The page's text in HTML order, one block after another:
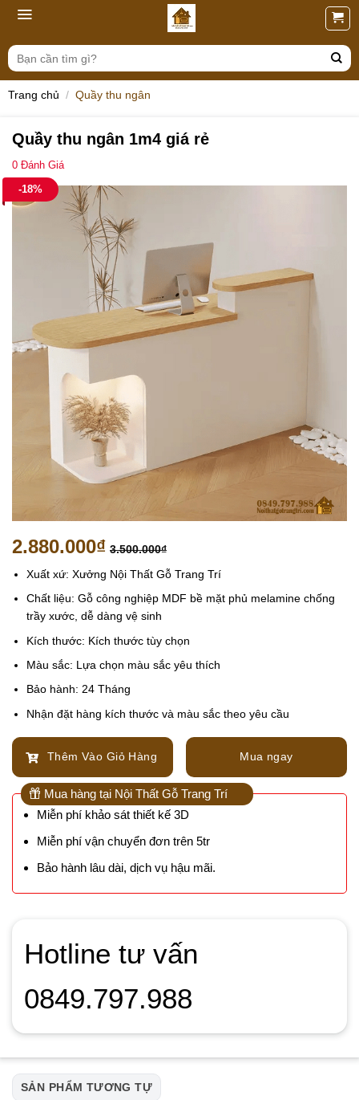
Skip
content
Tìm
kiếm:
Trang chủ / Quầy thu ngân
Quầy thu ngân 1m4 giá rẻ
0 Đánh Giá
-18%
2.880.000₫ 3.500.000₫
Xuất xứ: Xưởng Nội Thất Gỗ Trang Trí
Chất liệu: Gỗ công nghiệp MDF bề mặt phủ melamine chống
trầy xước, dễ dàng vệ sinh
Kích thước: Kích thước tùy chọn
Màu sắc: Lựa chọn màu sắc yêu thích
Bảo hành: 24 Tháng
Nhận đặt hàng kích thước và màu sắc theo yêu cầu
Thêm Vào Giỏ Hàng Mua ngay
Mua hàng tại Nội Thất Gỗ Trang Trí
Miễn phí khảo sát thiết kế 3D
Miễn phí vận chuyển đơn trên 5tr
Bảo hành lâu dài, dịch vụ hậu mãi.
Hotline tư vấn
0849.797.988
SẢN PHẨM TƯƠNG TỰ